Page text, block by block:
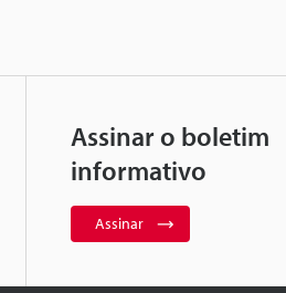
Assinar o boletim
informativo
Assinar